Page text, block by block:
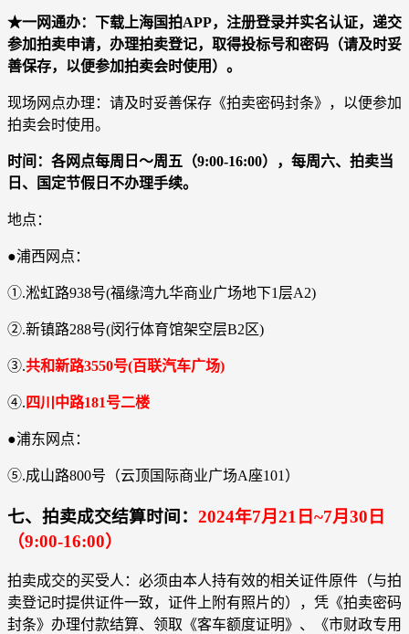
★一网通办：下载上海国拍APP，注册登录并实名认证，递交
参加拍卖申请，办理拍卖登记，取得投标号和密码（请及时妥
善保存，以便参加拍卖会时使用）。
现场网点办理：请及时妥善保存《拍卖密码封条》，以便参加
拍卖会时使用。
时间：各网点每周日～周五（9:00-16:00），每周六、拍卖当
日、国定节假日不办理手续。
地点：
●浦西网点：
①.淞虹路938号(福缘湾九华商业广场地下1层A2)
②.新镇路288号(闵行体育馆架空层B2区)
③.共和新路3550号(百联汽车广场)
④. 四川中路181号二楼
●浦东网点：
⑤.成山路800号（云顶国际商业广场A座101）
七、拍卖成交结算时间： 2024年7月21日~7月30日
（9:00-16:00）
拍卖成交的买受人：必须由本人持有效的相关证件原件（与拍
卖登记时提供证件一致，证件上附有照片的），凭《拍卖密码
封条》办理付款结算、领取《客车额度证明》、《市财政专用